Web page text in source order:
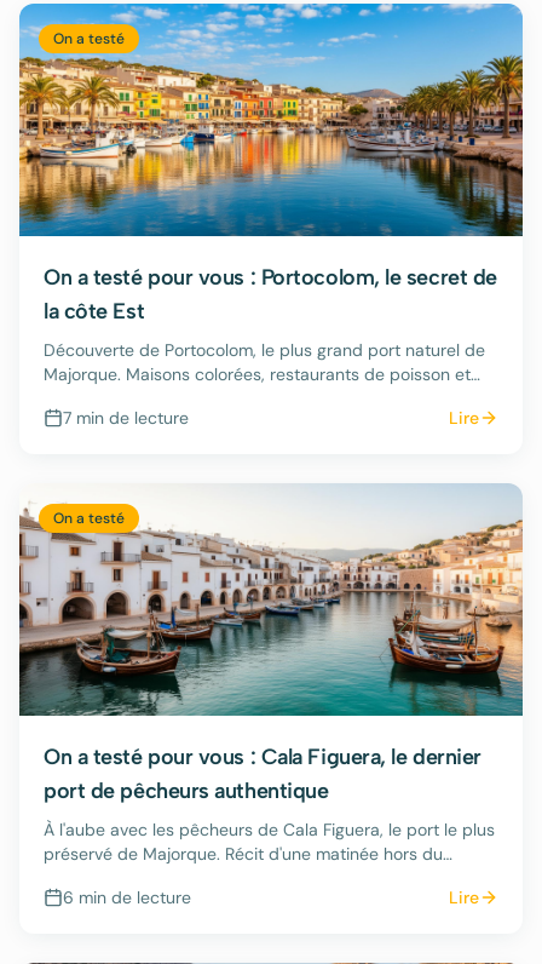
On a testé
On a testé pour vous : Portocolom, le secret de
la côte Est
Découverte de Portocolom, le plus grand port naturel de
Majorque. Maisons colorées, restaurants de poisson et
7 min de lecture Lire
On a testé
On a testé pour vous : Cala Figuera, le dernier
port de pêcheurs authentique
À l'aube avec les pêcheurs de Cala Figuera, le port le plus
préservé de Majorque. Récit d'une matinée hors du
6 min de lecture Lire